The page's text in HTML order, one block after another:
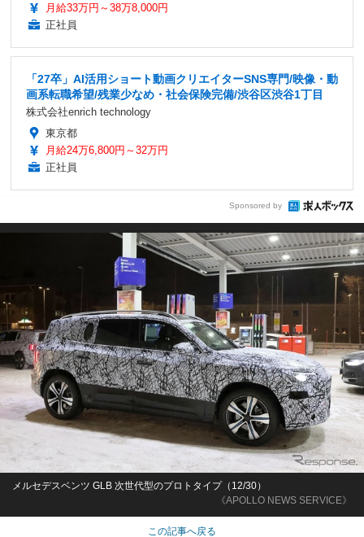
月給33万円～38万8,000円
正社員
「27卒」AI活用ショート動画クリエイターSNS専門/映像・動
画系転職希望/残業少なめ・社会保険完備/渋谷区渋谷1丁目
株式会社enrich technology
東京都
月給24万6,800円～32万円
正社員
Sponsored by
《APOLLO NEWS SERVICE》
メルセデスベンツ GLB 次世代型のプロトタイプ（12/30）
この記事へ戻る